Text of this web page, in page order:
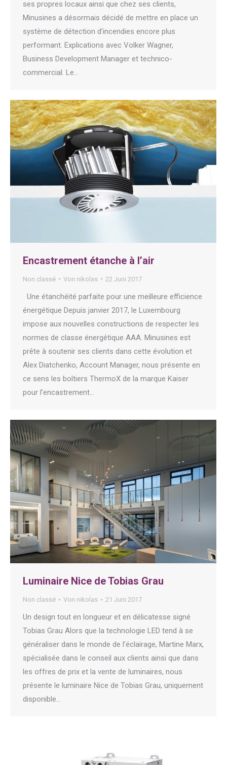
ses propres locaux ainsi que chez ses clients,
Minusines a désormais décidé de mettre en place un
système de détection d’incendies encore plus
performant. Explications avec Volker Wagner,
Business Development Manager et technico-
commercial. Le…
Encastrement étanche à l’air
Non classé Von nikolas 22 Juni 2017
Une étanchéité parfaite pour une meilleure efficience
énergétique Depuis janvier 2017, le Luxembourg
impose aux nouvelles constructions de respecter les
normes de classe énergétique AAA. Minusines est
prête à soutenir ses clients dans cette évolution et
Alex Diatchenko, Account Manager, nous présente en
ce sens les boîtiers ThermoX de la marque Kaiser
pour l’encastrement…
Luminaire Nice de Tobias Grau
Non classé Von nikolas 21 Juni 2017
Un design tout en longueur et en délicatesse signé
Tobias Grau Alors que la technologie LED tend à se
généraliser dans le monde de l’éclairage, Martine Marx,
spécialisée dans le conseil aux clients ainsi que dans
les offres de prix et la vente de luminaires, nous
présente le luminaire Nice de Tobias Grau, uniquement
disponible…